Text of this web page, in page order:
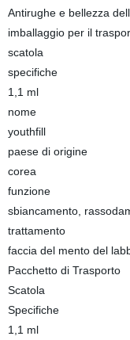
Antirughe e bellezza
imballaggio per il
scatola
specifiche
1,1 ml
nome
youthfill
paese di origine
corea
funzione
sbiancamento,
trattamento
faccia del mento del
Pacchetto di Trasporto
Scatola
Specifiche
1,1 ml